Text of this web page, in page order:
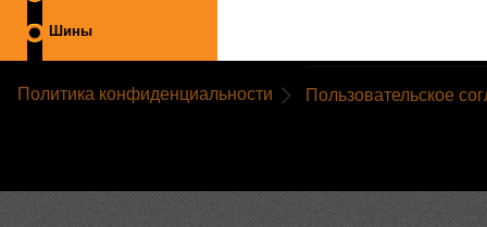
Шины
Политика конфиденциальности Пользовательское